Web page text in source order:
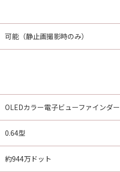
可能（静止画撮影時のみ）
OLEDカラー電子ビューファインダー
0.64型
約944万ドット